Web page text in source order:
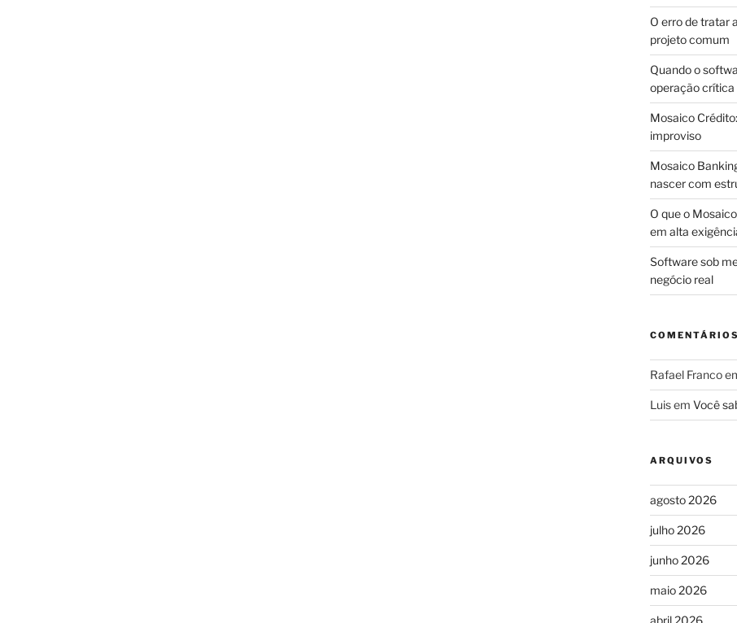
O erro de tratar
projeto comum
Quando o
operação crítica
Mosaico
improviso
Mosaico
nascer com
O que o
em alta
Software sob
negócio real
COMENTÁRIOS
Rafael Franco
Luisem Você
ARQUIVOS
agosto 2026
julho 2026
junho 2026
maio 2026